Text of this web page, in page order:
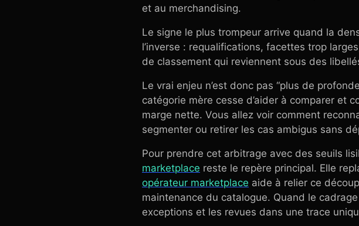
et au merchandising.
Le signe le plus trompeur arrive quand la
l’inverse : requalifications, facettes trop
de classement qui reviennent sous des
Le vrai enjeu n’est donc pas “plus de
catégorie mère cesse d’aider à comparer et
marge nette. Vous allez voir comment
segmenter ou retirer les cas ambigus sans
Pour prendre cet arbitrage avec des seuils
marketplace reste le repère principal. Elle
opérateur marketplace aide à relier ce
maintenance du catalogue. Quand le
exceptions et les revues dans une trace